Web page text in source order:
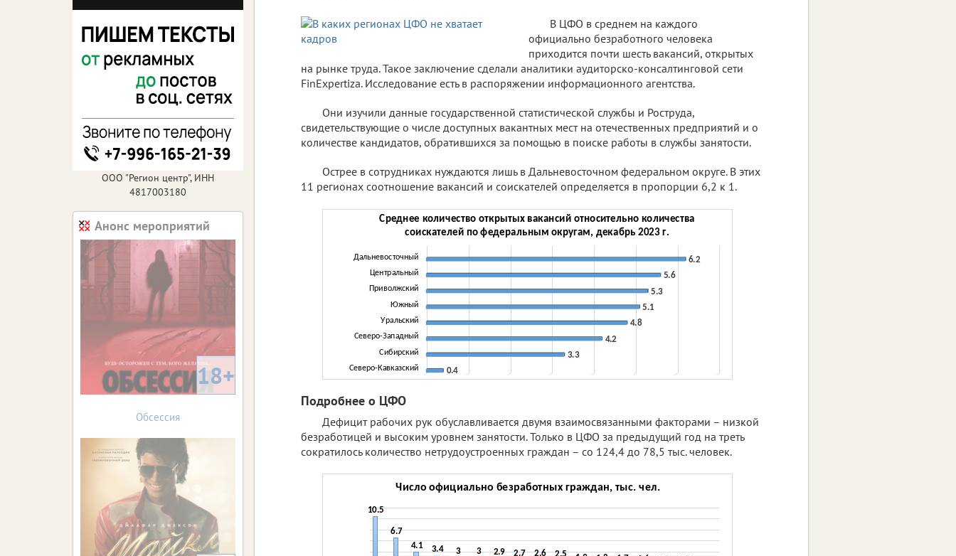
В ЦФО в среднем на каждого
официально безработного человека
приходится почти шесть вакансий, открытых
на рынке труда. Такое заключение сделали аналитики аудиторско-консалтинговой сети
FinExpertiza. Исследование есть в распоряжении информационного агентства.
Они изучили данные государственной статистической службы и Роструда,
свидетельствующие о числе доступных вакантных мест на отечественных предприятий и о
количестве кандидатов, обратившихся за помощью в поиске работы в службы занятости.
Острее в сотрудниках нуждаются лишь в Дальневосточном федеральном округе. В этих
11 регионах соотношение вакансий и соискателей определяется в пропорции 6,2 к 1.
Подробнее о ЦФО
Дефицит рабочих рук обуславливается двумя взаимосвязанными факторами – низкой
безработицей и высоким уровнем занятости. Только в ЦФО за предыдущий год на треть
сократилось количество нетрудоустроенных граждан – со 124,4 до 78,5 тыс. человек.
ООО "Регион центр", ИНН
4817003180
Анонс мероприятий
18+
Обсессия